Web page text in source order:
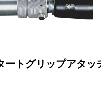
ートグリップアタッ